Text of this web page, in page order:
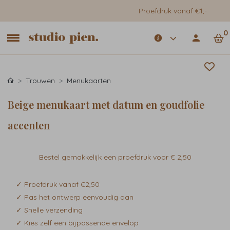
Proefdruk vanaf €1,-
0
Trouwen Menukaarten
Beige menukaart met datum en goudfolie
accenten
Bestel gemakkelijk een proefdruk voor € 2,50
✓ Proefdruk vanaf €2,50
✓ Pas het ontwerp eenvoudig aan
✓ Snelle verzending
✓ Kies zelf een bijpassende envelop